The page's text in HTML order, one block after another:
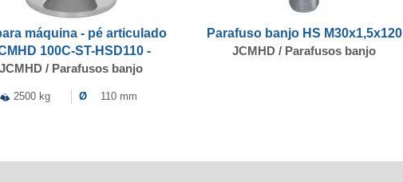
máquina - pé articulado
100C-ST-HSD110 -
JCMHD / Parafusos banjo
2500 kg Ø 110 mm
Parafuso banjo HS M30x1,5x120
JCMHD / Parafusos banjo